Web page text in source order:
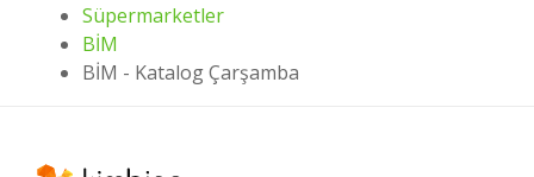
Süpermarketler
BİM
BİM - Katalog Çarşamba